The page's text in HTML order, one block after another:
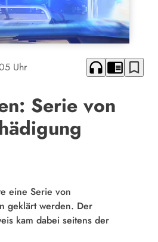
Uhr headphones chrome_reader_mode bookmark_border
Serie von
eine Serie von
geklärt werden. Der
kam dabei seitens der